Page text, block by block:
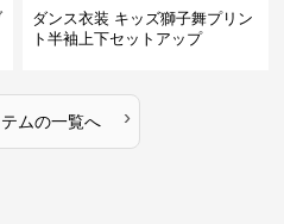
ダンス衣装 キッズ獅子舞プリン
ト半袖上下セットアップ
ムの一覧へ ›